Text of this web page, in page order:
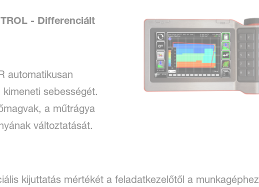
- Differenciált
automatikusan
sebességét.
a műtrágya
változtatását.
kijuttatás mértékét a feladatkezelőtől a munkagéphez